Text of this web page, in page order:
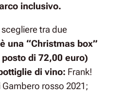
inclusivo.
scegliere tra due
una “Christmas box”
di 72,00 euro)
di vino: Frank!
rosso 2021;